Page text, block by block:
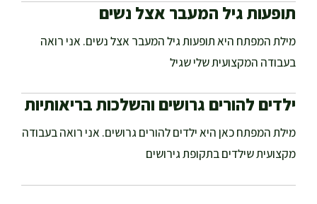
תופעות גיל המעבר אצל נשים
מילת המפתח היא תופעות גיל המעבר אצל נשים. אני רואה
בעבודה המקצועית שלי שגיל
ילדים להורים גרושים והשלכות בריאותיות
מילת המפתח כאן היא ילדים להורים גרושים. אני רואה בעבודה
מקצועית שילדים בתקופת גירושים